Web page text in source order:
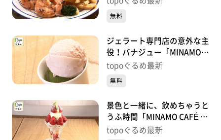
め】
無料
ジェラート専門店の意外な主
役！バナジュー「MINAMO
GELATO」（名取市閖上中
topoぐるめ最新
無料
景色と一緒に、飲めちゃうと
うふ時間「MINAMO CAFÉ by
yuriage」（名取市閖上中
topoぐるめ最新